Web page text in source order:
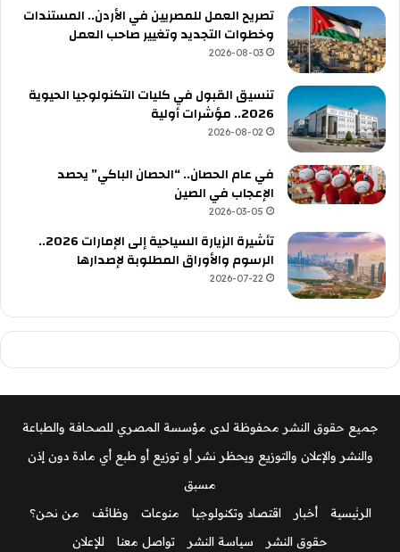
تصريح العمل للمصريين في الأردن.. المستندات
وخطوات التجديد وتغيير صاحب العمل
2026-08-03
تنسيق القبول في كليات التكنولوجيا الحيوية
2026.. مؤشرات أولية
2026-08-02
في عام الحصان.. “الحصان الباكي” يحصد
الإعجاب في الصين
2026-03-05
تأشيرة الزيارة السياحية إلى الإمارات 2026..
الرسوم والأوراق المطلوبة لإصدارها
2026-07-22
جميع حقوق النشر محفوظة لدى مؤسسة المصري للصحافة والطباعة
والنشر والإعلان والتوزيع ويحظر نشر أو توزيع أو طبع أي مادة دون إذن
مسبق
الرئيسية
أخبار اقتصاد وتكنولوجيا منوعات وظائف
من نحن؟
حقوق النشر
سياسة النشر تواصل معنا للإعلان